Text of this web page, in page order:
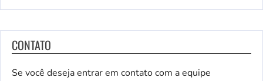
CONTATO
Se você deseja entrar em contato com a equipe